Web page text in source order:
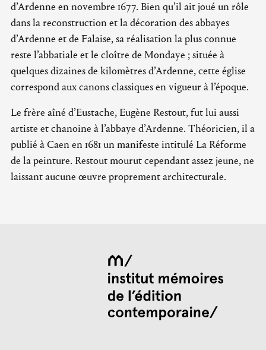
d’Ardenne en novembre 1677. Bien qu’il ait joué un rôle
dans la reconstruction et la décoration des abbayes
d’Ardenne et de Falaise, sa réalisation la plus connue
reste l’abbatiale et le cloître de Mondaye ; située à
quelques dizaines de kilomètres d’Ardenne, cette église
correspond aux canons classiques en vigueur à l’époque.
Le frère aîné d’Eustache, Eugène Restout, fut lui aussi
artiste et chanoine à l’abbaye d’Ardenne. Théoricien, il a
publié à Caen en 1681 un manifeste intitulé La Réforme
de la peinture. Restout mourut cependant assez jeune, ne
laissant aucune œuvre proprement architecturale.